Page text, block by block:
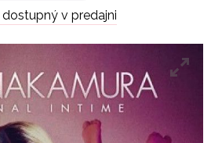
v predajni